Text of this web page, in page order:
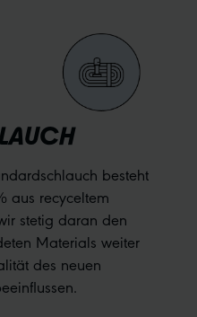
besteht
aus recyceltem
stetig daran den
Materials weiter
des neuen